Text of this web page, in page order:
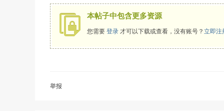
本帖子中包含更多资源
您需要 登录 才可以下载或查看，没有账号？ 立即注
举报